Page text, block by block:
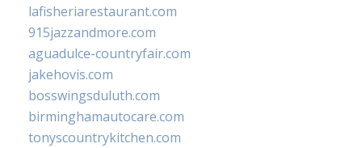
lafisheriarestaurant.com
915jazzandmore.com
aguadulce-countryfair.com
jakehovis.com
bosswingsduluth.com
birminghamautocare.com
tonyscountrykitchen.com